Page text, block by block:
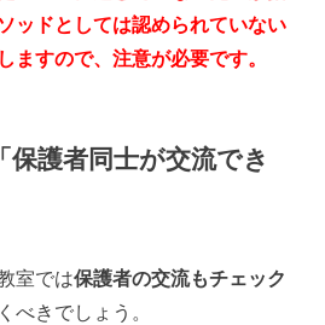
ッドとしては認められていない
ますので、注意が必要です。
護者同士が交流でき
室では保護者の交流もチェック
べきでしょう。